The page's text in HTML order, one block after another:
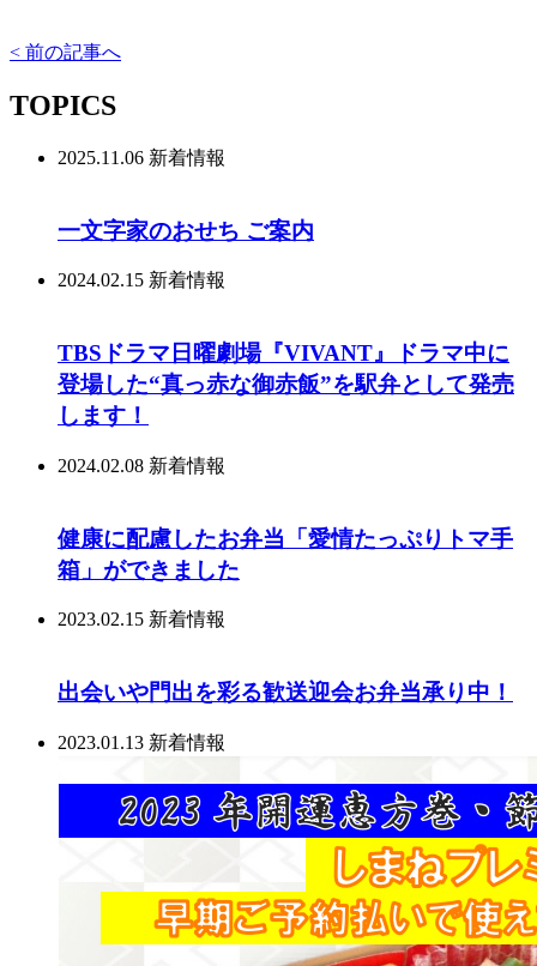
< 前の記事へ
TOPICS
2025.11.06 新着情報
一文字家のおせち ご案内
2024.02.15 新着情報
TBSドラマ日曜劇場『VIVANT』ドラマ中に
登場した“真っ赤な御赤飯”を駅弁として発売
します！
2024.02.08 新着情報
健康に配慮したお弁当「愛情たっぷりトマ手
箱」ができました
2023.02.15 新着情報
出会いや門出を彩る歓送迎会お弁当承り中！
2023.01.13 新着情報